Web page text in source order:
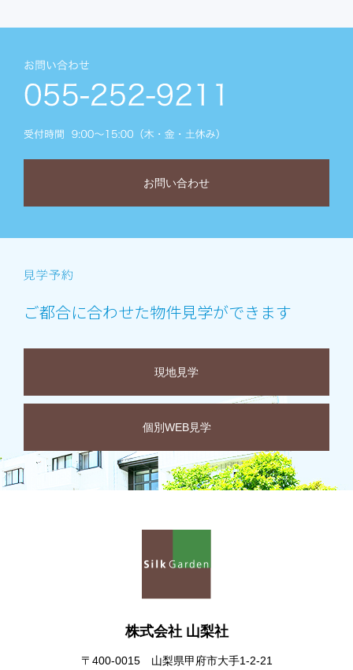
お問い合わせ
ご都合に合わせた物件見学ができます
現地見学
個別WEB見学
株式会社 山梨社
〒400-0015 山梨県甲府市大手1-2-21